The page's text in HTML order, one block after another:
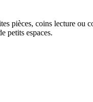
pièces, coins lecture ou
petits espaces.